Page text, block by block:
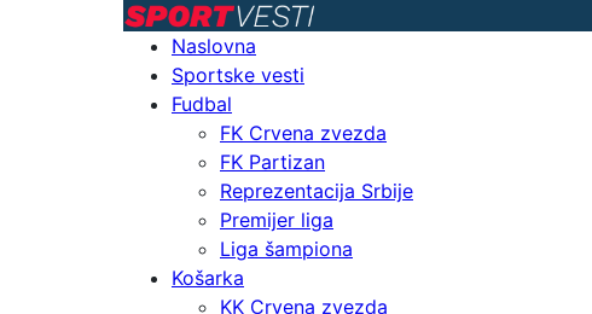
Naslovna
Sportske vesti
Fudbal
FK Crvena zvezda
FK Partizan
Reprezentacija Srbije
Premijer liga
Liga šampiona
Košarka
KK Crvena zvezda